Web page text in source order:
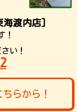
海渡内店]
！
い！
らから！